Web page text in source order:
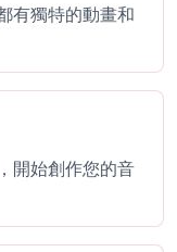
有獨特的動畫和
開始創作您的音